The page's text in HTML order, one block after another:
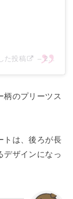
た投稿 –2020年 8月月25日午前6時26分PDT
柄のプリーツス
トは、後ろが長
デザインになっ